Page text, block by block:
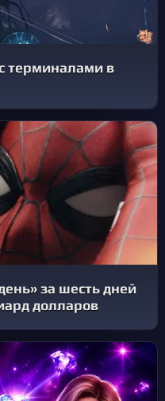
терминалами в
за шесть дней
долларов